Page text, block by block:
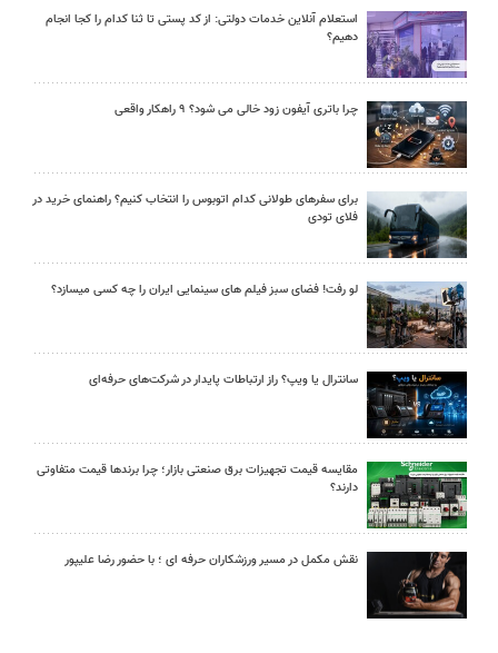
استعلام آنلاین خدمات دولتی: از کد پستی تا ثنا کدام را کجا انجام
دهیم؟
چرا باتری آیفون زود خالی می شود؟ ۹ راهکار واقعی
برای سفرهای طولانی کدام اتوبوس را انتخاب کنیم؟ راهنمای خرید در
فلای تودی
لو رفت! فضای سبز فیلم های سینمایی ایران را چه کسی میسازد؟
سانترال یا ویپ؟ راز ارتباطات پایدار در شرکت‌های حرفه‌ای
مقایسه قیمت تجهیزات برق صنعتی بازار؛ چرا برندها قیمت متفاوتی
دارند؟
نقش مکمل در مسیر ورزشکاران حرفه ای ؛ با حضور رضا علیپور